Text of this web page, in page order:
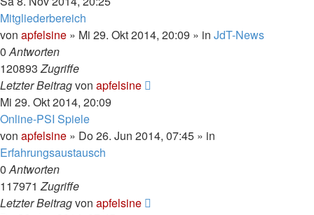
Mitgliederbereich
von apfelsine » Mi 29. Okt 2014, 20:09 » in JdT-News
0Antworten
120893Zugriffe
Letzter Beitragvon apfelsine
Mi 29. Okt 2014, 20:09
Online-PSI Spiele
von apfelsine » Do 26. Jun 2014, 07:45 » in
Erfahrungsaustausch
0Antworten
117971Zugriffe
Letzter Beitragvon apfelsine